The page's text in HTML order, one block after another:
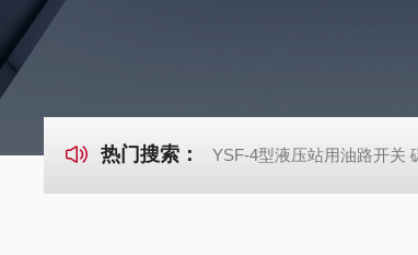
热门搜索： YSF-4型液压站用油路开关